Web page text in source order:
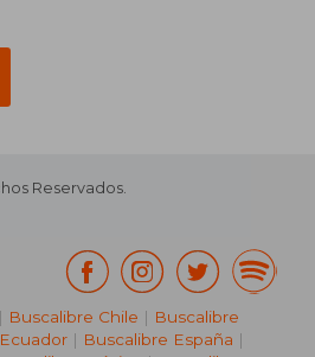
Reservados.
| Buscalibre Chile | Buscalibre
| Buscalibre España |